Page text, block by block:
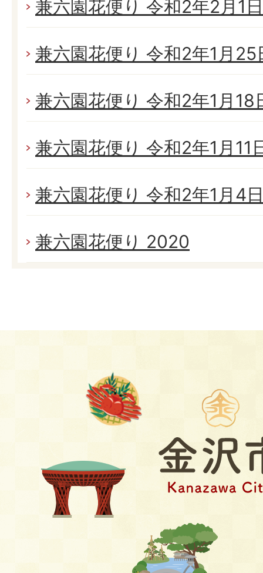
兼六園花便り 令和2年2月1
兼六園花便り 令和2年1月
兼六園花便り 令和2年1月18
兼六園花便り 令和2年1月11
兼六園花便り 令和2年1月4
兼六園花便り 2020